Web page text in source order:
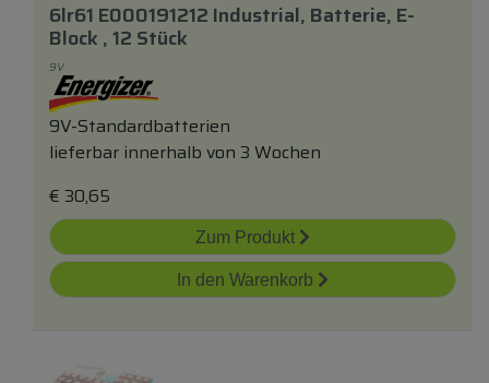
6lr61 E000191212 Industrial, Batterie, E-
Block , 12 Stück
9V
9V-Standardbatterien
lieferbar innerhalb von 3 Wochen
€ 30,65
Zum Produkt
In den Warenkorb